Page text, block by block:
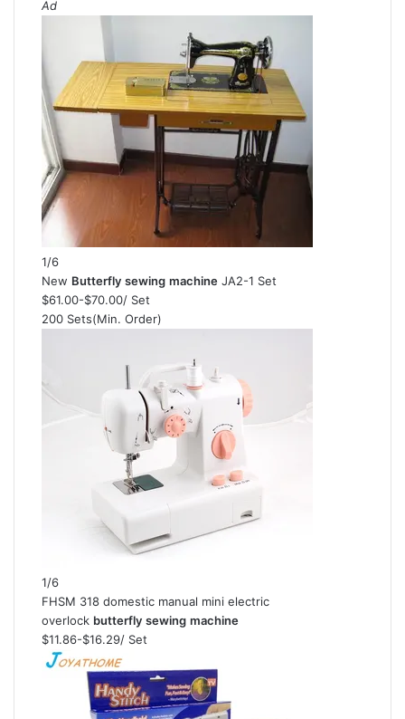
Ad
1/6
New Butterfly sewing machine JA2-1 Set
$61.00-$70.00/ Set
200 Sets(Min. Order)
1/6
FHSM 318 domestic manual mini electric
overlock butterfly sewing machine
$11.86-$16.29/ Set